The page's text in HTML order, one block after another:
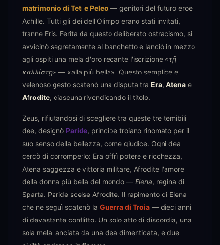
matrimonio di Teti e Peleo — genitori del futuro eroe
Achille. Tutti gli dei dell'Olimpo erano stati invitati,
tranne Eris. Ferita da questo deliberato ostracismo, si
avvicinò segretamente al banchetto e lanciò in mezzo
agli ospiti una mela d'oro recante l'iscrizione «τῇ
καλλίστῃ» — «alla più bella». Questo semplice e
velenoso gesto scatenò una disputa tra Era, Atena e
Afrodite, ciascuna rivendicando il titolo.
Zeus, rifiutandosi di scegliere tra queste tre temibili
dee, designò Paride, principe troiano rinomato per il
suo senso della bellezza, come giudice. Ogni dea
cercò di corromperlo: Era offrì potere e ricchezza,
Atena saggezza e vittoria militare, Afrodite l'amore
della donna più bella del mondo — Elena, regina di
Sparta. Paride scelse Afrodite. Il rapimento di Elena
che ne seguì scatenò la Guerra di Troia — dieci anni
di devastante conflitto. Un solo atto di discordia, una
sola mela lanciata da una dea dimenticata, e due